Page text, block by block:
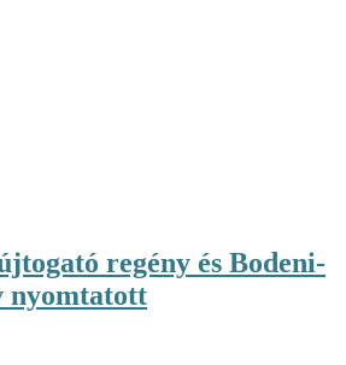
regény és Bodeni-
nyomtatott